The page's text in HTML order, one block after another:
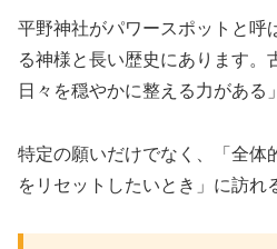
平野神社がパワースポットと呼
る神様と長い歴史にあります。
日々を穏やかに整える力がある
特定の願いだけでなく、「全体
をリセットしたいとき」に訪れ